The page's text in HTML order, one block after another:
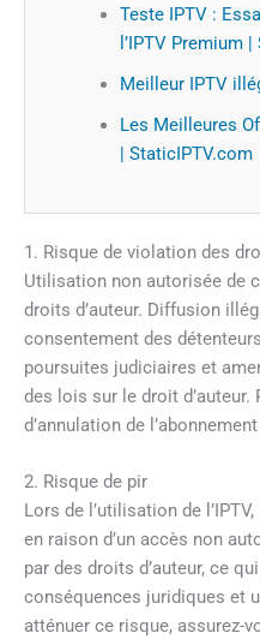
Teste IPTV :
l’IPTV Premium
Meilleur IPTV
Les Meilleures
| StaticIPTV.com
1. Risque de violation des
Utilisation non autorisée de
droits d’auteur. Diffusion
consentement des
poursuites judiciaires et
des lois sur le droit
d’annulation de
2. Risque de pir
Lors de l’utilisation de
en raison d’un accès non
par des droits d’auteur, ce
conséquences juridiques et
atténuer ce risque, assurez-